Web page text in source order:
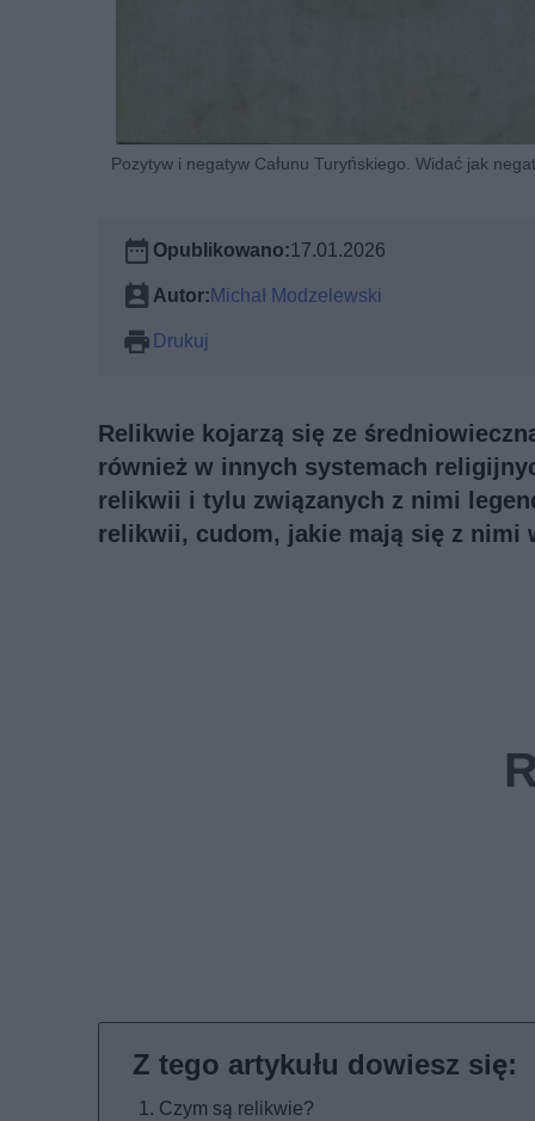
Pozytyw i negatyw Całunu Turyńskiego. Widać jak
Opublikowano:17.01.2026
Autor:Michał Modzelewski
Drukuj
Relikwie kojarzą się ze
również w innych systemach
relikwii i tylu związanych z nimi
relikwii, cudom, jakie mają się z nimi
Czym są relikwie?